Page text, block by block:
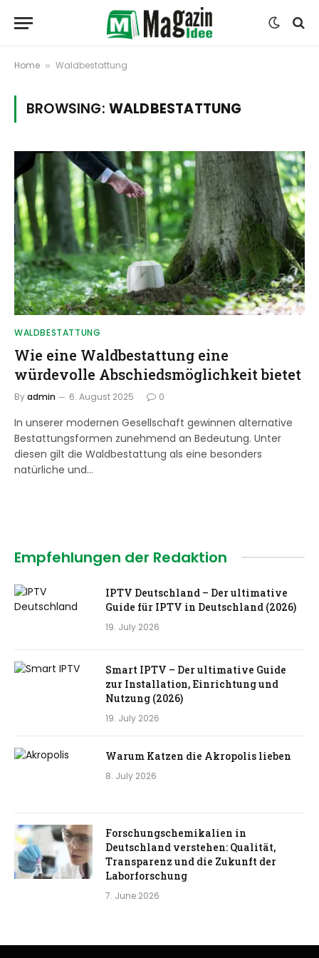
Home » Waldbestattung
BROWSING: WALDBESTATTUNG
WALDBESTATTUNG
Wie eine Waldbestattung eine
würdevolle Abschiedsmöglichkeit bietet
Byadmin 6. August 2025 0
In unserer modernen Gesellschaft gewinnen alternative
Bestattungsformen zunehmend an Bedeutung. Unter
diesen gilt die Waldbestattung als eine besonders
natürliche und…
Empfehlungen der Redaktion
IPTV Deutschland – Der ultimative
Guide für IPTV in Deutschland (2026)
19. July 2026
Smart IPTV – Der ultimative Guide
zur Installation, Einrichtung und
Nutzung (2026)
19. July 2026
Warum Katzen die Akropolis lieben
8. July 2026
Forschungschemikalien in
Deutschland verstehen: Qualität,
Transparenz und die Zukunft der
Laborforschung
7. June 2026